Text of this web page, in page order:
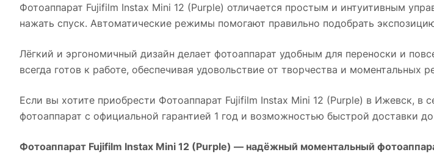
Фотоаппарат Fujifilm Instax Mini 12 (Purple) отличается простым и интуитивным
нажать спуск. Автоматические режимы помогают правильно подобрать
Лёгкий и эргономичный дизайн делает фотоаппарат удобным для переноски и
всегда готов к работе, обеспечивая удовольствие от творчества и моментальных
Если вы хотите приобрести Фотоаппарат Fujifilm Instax Mini 12 (Purple) в Ижевск, в
фотоаппарат с официальной гарантией 1 год и возможностью быстрой доставки
Фотоаппарат Fujifilm Instax Mini 12 (Purple) — надёжный моментальный